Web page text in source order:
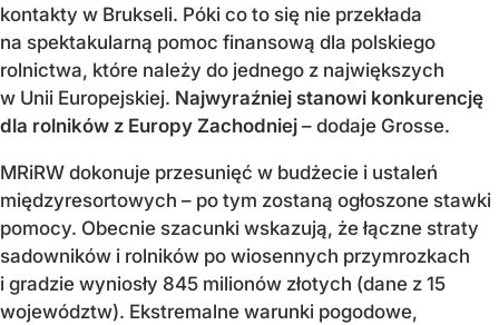
kontakty w Brukseli. Póki co to się nie przekłada
na spektakularną pomoc finansową dla polskiego
rolnictwa, które należy do jednego z największych
w Unii Europejskiej. Najwyraźniej stanowi konkurencję
dla rolników z Europy Zachodniej – dodaje Grosse.
MRiRW dokonuje przesunięć w budżecie i ustaleń
międzyresortowych – po tym zostaną ogłoszone stawki
pomocy. Obecnie szacunki wskazują, że łączne straty
sadowników i rolników po wiosennych przymrozkach
i gradzie wyniosły 845 milionów złotych (dane z 15
województw). Ekstremalne warunki pogodowe,